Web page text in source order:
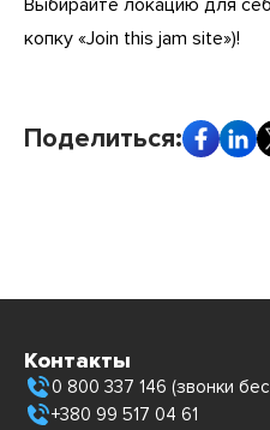
копку «Join this jam site»)!
Поделиться:
Контакты
0 800 337 146 (звонки
+380 99 517 04 61